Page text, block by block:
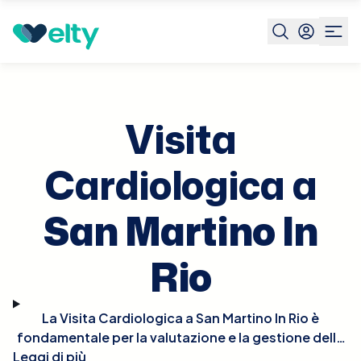
Prenota visita San Martino In Rio
Visita
Cardiologica a
San Martino In
Rio
La Visita Cardiologica a San Martino In Rio è
fondamentale per la valutazione e la gestione della
salute del cuore. Durante la visita, il cardiologo
Leggi di più